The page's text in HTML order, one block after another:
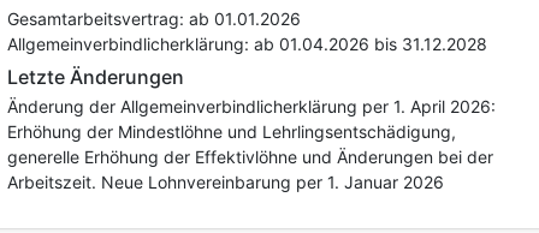
Gesamtarbeitsvertrag: ab 01.01.2026
Allgemeinverbindlicherklärung: ab 01.04.2026 bis 31.12.2028
Letzte Änderungen
Änderung der Allgemeinverbindlicherklärung per 1. April 2026:
Erhöhung der Mindestlöhne und Lehrlingsentschädigung,
generelle Erhöhung der Effektivlöhne und Änderungen bei der
Arbeitszeit. Neue Lohnvereinbarung per 1. Januar 2026